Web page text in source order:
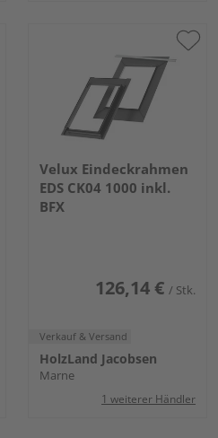
Velux Eindeckrahmen
EDS CK04 1000 inkl.
BFX
126,14 € / Stk.
Verkauf & Versand
HolzLand Jacobsen
Marne
1 weiterer Händler